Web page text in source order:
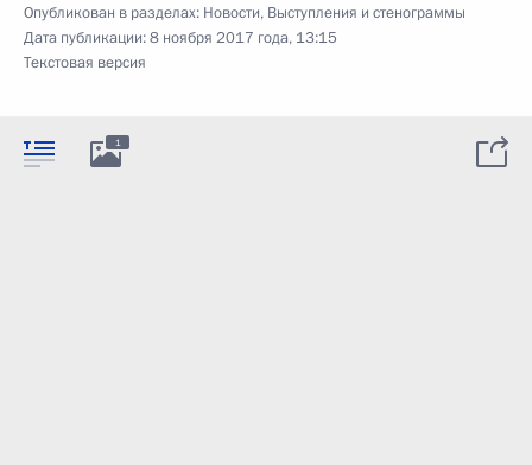
Опубликован в разделах: Новости, Выступления и стенограммы
Дата публикации:8 ноября 2017 года, 13:15
Текстовая версия
1